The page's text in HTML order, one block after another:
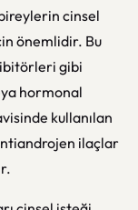
cinsel
önemlidir. Bu
gibi
hormonal
kullanılan
ilaçlar